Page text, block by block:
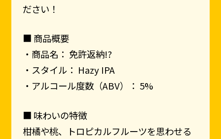
ださい！
■ 商品概要
・商品名： 免許返納!?
・スタイル： Hazy IPA
・アルコール度数（ABV）： 5%
■ 味わいの特徴
柑橘や桃、トロピカルフルーツを思わせる